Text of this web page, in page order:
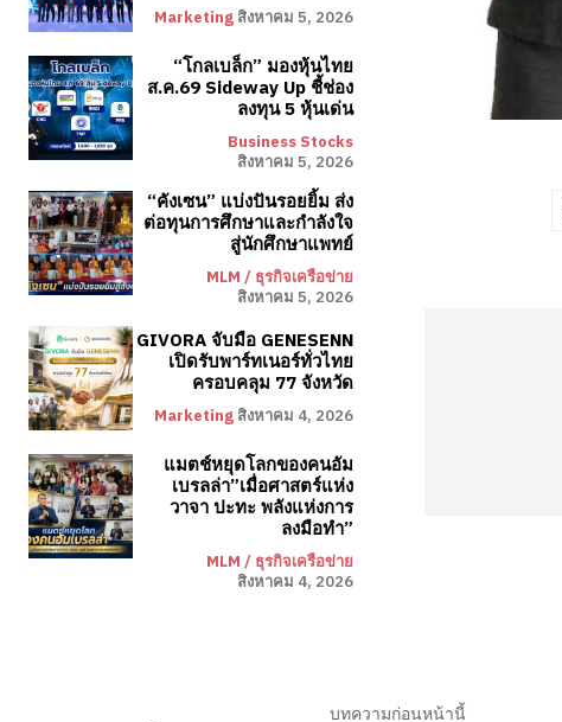
Marketing สิงหาคม 5, 2026
“โกลเบล็ก” มองหุ้นไทย
ส.ค.69 Sideway Up ชี้ช่อง
ลงทุน 5 หุ้นเด่น
Business Stocks
สิงหาคม 5, 2026
“คังเซน” แบ่งปันรอยยิ้ม ส่ง
ต่อทุนการศึกษาและกำลังใจ
สู่นักศึกษาแพทย์
MLM / ธุรกิจเครือข่าย
สิงหาคม 5, 2026
GIVORA จับมือ GENESENN
เปิดรับพาร์ทเนอร์ทั่วไทย
ครอบคลุม 77 จังหวัด
Marketing สิงหาคม 4, 2026
แมตช์หยุดโลกของคนอัม
เบรลล่า”เมื่อศาสตร์แห่ง
วาจา ปะทะ พลังแห่งการ
ลงมือทำ”
MLM / ธุรกิจเครือข่าย
สิงหาคม 4, 2026
บทความก่อนหน้านี้